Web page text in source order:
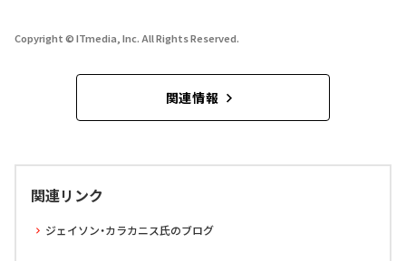
Copyright © ITmedia, Inc. All Rights Reserved.
関連情報
関連リンク
ジェイソン・カラカニス氏のブログ